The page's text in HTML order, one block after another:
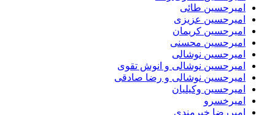
امیرحسین طائی
امیرحسین عزیزی
امیرحسین کریمان
امیرحسین محسنی
امیرحسین نوشالی
امیرحسین نوشالی و انوش تقوی
امیرحسین نوشالی و رضا صادقی
امیرحسین وکیلیان
امیرخسرو
امیررضا خیرمندی